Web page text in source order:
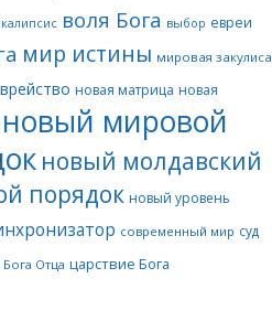
воля Бога выбор евреи
мир истины мировая закулиса
новая матрица новая
новый мировой
новый молдавский
порядок новый уровень
современный мир суд
Отца царствие Бога